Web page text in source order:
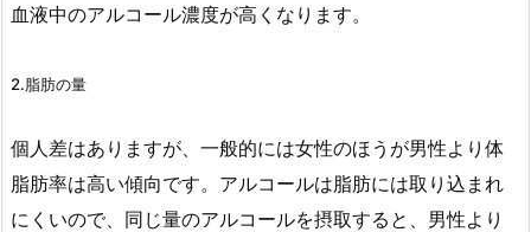
血液中のアルコール濃度が高くなります。
2.脂肪の量
個人差はありますが、一般的には女性のほうが男性より体
脂肪率は高い傾向です。アルコールは脂肪には取り込まれ
にくいので、同じ量のアルコールを摂取すると、男性より